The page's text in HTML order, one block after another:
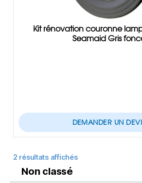
Kit rénovation couronne
Seamaid Gris
DEMANDER UN
2 résultats affichés
Non classé